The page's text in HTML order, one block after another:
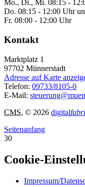
Mo., Di., Mi. 08:15 -
Do. 08:15 - 12:00 Uhr
Fr. 08:00 - 12:00 Uhr
Kontakt
Marktplatz 1
97702 Münnerstadt
Adresse auf Karte
Telefon: 09733/8105-0
E-Mail:
CMS, © 2026 digital
Seitenanfang
30
Cookie-
Impressum/